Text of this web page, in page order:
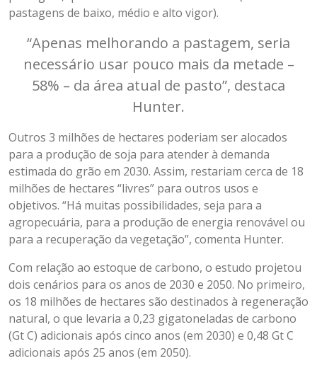
pastagens de baixo, médio e alto vigor).
“Apenas melhorando a pastagem, seria
necessário usar pouco mais da metade –
58% – da área atual de pasto”, destaca
Hunter.
Outros 3 milhões de hectares poderiam ser alocados
para a produção de soja para atender à demanda
estimada do grão em 2030. Assim, restariam cerca de 18
milhões de hectares “livres” para outros usos e
objetivos. “Há muitas possibilidades, seja para a
agropecuária, para a produção de energia renovável ou
para a recuperação da vegetação”, comenta Hunter.
Com relação ao estoque de carbono, o estudo projetou
dois cenários para os anos de 2030 e 2050. No primeiro,
os 18 milhões de hectares são destinados à regeneração
natural, o que levaria a 0,23 gigatoneladas de carbono
(Gt C) adicionais após cinco anos (em 2030) e 0,48 Gt C
adicionais após 25 anos (em 2050).